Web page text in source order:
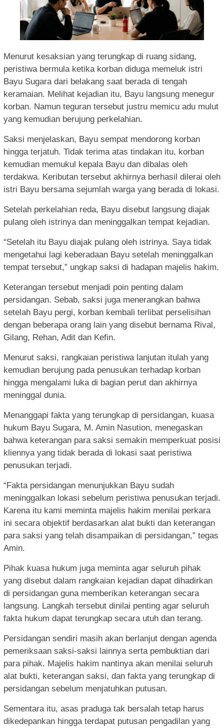
Menurut kesaksian yang terungkap di ruang sidang,
peristiwa bermula ketika korban diduga memeluk istri
Bayu Sugara dari belakang saat berada di tengah
keramaian. Melihat kejadian itu, Bayu langsung menegur
korban. Namun teguran tersebut justru memicu adu mulut
yang kemudian berujung perkelahian.
Saksi menjelaskan, Bayu sempat mendorong korban
hingga terjatuh. Tidak terima atas tindakan itu, korban
kemudian memukul kepala Bayu dan dibalas oleh
terdakwa. Keributan tersebut akhirnya berhasil dilerai oleh
istri Bayu bersama sejumlah warga yang berada di lokasi.
Setelah perkelahian reda, Bayu disebut langsung diajak
pulang oleh istrinya dan meninggalkan tempat kejadian.
“Setelah itu Bayu diajak pulang oleh istrinya. Saya tidak
mengetahui lagi keberadaan Bayu setelah meninggalkan
tempat tersebut,” ungkap saksi di hadapan majelis hakim.
Keterangan tersebut menjadi poin penting dalam
persidangan. Sebab, saksi juga menerangkan bahwa
setelah Bayu pergi, korban kembali terlibat perselisihan
dengan beberapa orang lain yang disebut bernama Rival,
Gilang, Rehan, Adit dan Kefin.
Menurut saksi, rangkaian peristiwa lanjutan itulah yang
kemudian berujung pada penusukan terhadap korban
hingga mengalami luka di bagian perut dan akhirnya
meninggal dunia.
Menanggapi fakta yang terungkap di persidangan, kuasa
hukum Bayu Sugara, M. Amin Nasution, menegaskan
bahwa keterangan para saksi semakin memperkuat posisi
kliennya yang tidak berada di lokasi saat peristiwa
penusukan terjadi.
“Fakta persidangan menunjukkan Bayu sudah
meninggalkan lokasi sebelum peristiwa penusukan terjadi.
Karena itu kami meminta majelis hakim menilai perkara
ini secara objektif berdasarkan alat bukti dan keterangan
para saksi yang telah disampaikan di persidangan,” tegas
Amin.
Pihak kuasa hukum juga meminta agar seluruh pihak
yang disebut dalam rangkaian kejadian dapat dihadirkan
di persidangan guna memberikan keterangan secara
langsung. Langkah tersebut dinilai penting agar seluruh
fakta hukum dapat terungkap secara utuh dan terang.
Persidangan sendiri masih akan berlanjut dengan agenda
pemeriksaan saksi-saksi lainnya serta pembuktian dari
para pihak. Majelis hakim nantinya akan menilai seluruh
alat bukti, keterangan saksi, dan fakta yang terungkap di
persidangan sebelum menjatuhkan putusan.
Sementara itu, asas praduga tak bersalah tetap harus
dikedepankan hingga terdapat putusan pengadilan yang